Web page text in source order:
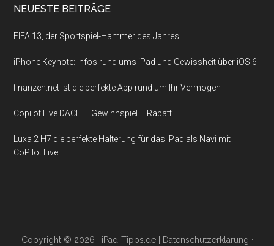
NEUESTE BEITRÄGE
FIFA 13, der Sportspiel-Hammer des Jahres
iPhone Keynote: Infos rund ums iPad und Gewissheit über iOS 6
finanzen.net ist die perfekte App rund um Ihr Vermögen
Copilot Live DACH – Gewinnspiel – Rabatt
Luxa 2 H7 die perfekte Halterung für das iPad als Navi mit
CoPilot Live
Copyright © 2026 · iPad-Tipps.de| Datenschutzerklärung ·